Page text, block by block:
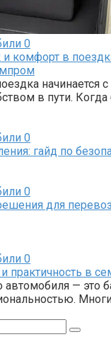
0
комфорт в
начинается
в пути.
0
гайд по
0
для
0
и практичность в
автомобиля — это